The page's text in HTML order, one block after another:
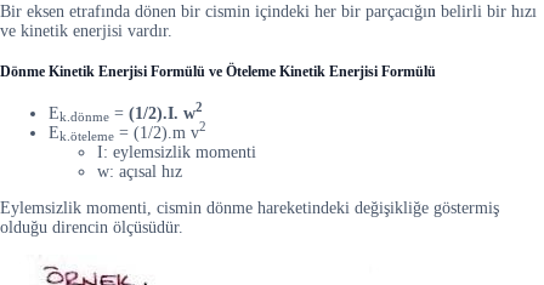
Bir eksen etrafında dönen bir cismin içindeki her bir parçacığın belirli bir hızı
ve kinetik enerjisi vardır.
Dönme Kinetik Enerjisi Formülü ve Öteleme Kinetik Enerjisi Formülü
Ek.dönme = (1/2).I. w2
Ek.öteleme = (1/2).m v2
I: eylemsizlik momenti
w: açısal hız
Eylemsizlik momenti, cismin dönme hareketindeki değişikliğe göstermiş
olduğu direncin ölçüsüdür.